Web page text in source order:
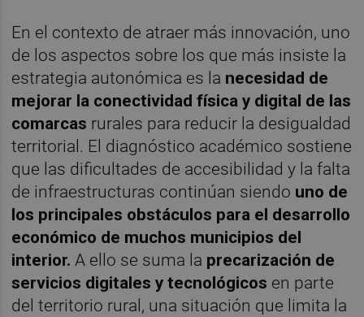
En el contexto de atraer más innovación, uno
de los aspectos sobre los que más insiste la
estrategia autonómica es la necesidad de
mejorar la conectividad física y digital de las
comarcas rurales para reducir la desigualdad
territorial. El diagnóstico académico sostiene
que las dificultades de accesibilidad y la falta
de infraestructuras continúan siendo uno de
los principales obstáculos para el desarrollo
económico de muchos municipios del
interior. A ello se suma la precarización de
servicios digitales y tecnológicos en parte
del territorio rural, una situación que limita la